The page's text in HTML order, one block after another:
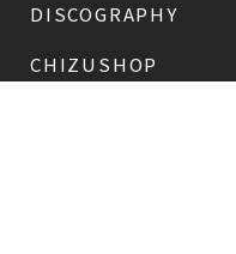
DISCOGRAPHY
CHIZUSHOP